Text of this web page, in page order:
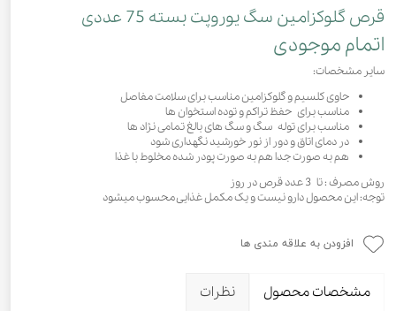
قرص گلوکزامین سگ یوروپت بسته 75 عددی
اتمام موجودی
سایر مشخصات:
حاوی کلسیم و گلوکزامین مناسب برای سلامت مفاصل
مناسب برای حفظ تراکم و توده استخوان ها
مناسب برای توله سگ و سگ های بالغ تمامی نژاد ها
در دمای اتاق و دور از نور خورشید نگهداری شود
هم به صورت جدا هم به صورت پودر شده مخلوط با غذا
روش مصرف : تا 3 عدد قرص در روز
توجه: این محصول دارو نیست و یک مکمل غذایی محسوب میشود
افزودن به علاقه مندی ها
مشخصات محصول نظرات